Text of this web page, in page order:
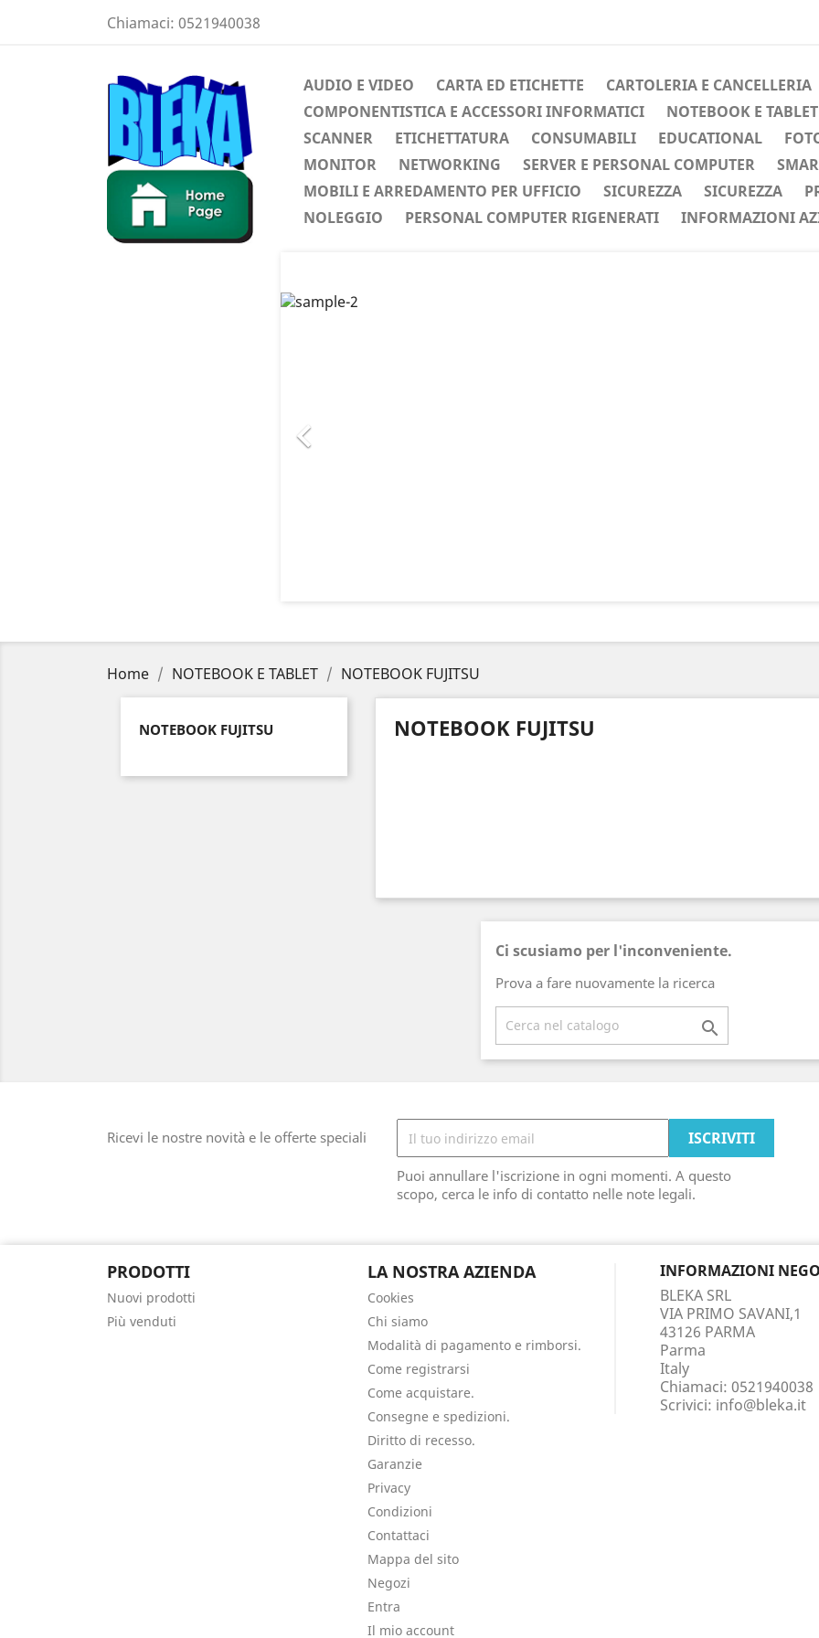
Chiamaci: 0521940038
AUDIO E VIDEO CARTA ED ETICHETTE
CARTOLERIA E CANCELLERIA
COMPONENTISTICA E ACCESSORI INFORMATICI
NOTEBOOK E TABLET
SCANNER
ETICHETTATURA CONSUMABILI EDUCATIONAL
MONITOR
NETWORKING SERVER E PERSONAL COMPUTER
MOBILI E ARREDAMENTO PER UFFICIO
SICUREZZA SICUREZZA
NOLEGGIO
PERSONAL COMPUTER RIGENERATI INFORMAZIONI

Home NOTEBOOK E TABLET NOTEBOOK FUJITSU
NOTEBOOK FUJITSU NOTEBOOK FUJITSU
Ci scusiamo per l'inconveniente.
Prova a fare nuovamente la ricerca

Ricevi le nostre novità e le offerte speciali
Puoi annullare l'iscrizione in ogni momenti. A questo
scopo, cerca le info di contatto nelle note legali.
PRODOTTI
Nuovi prodotti
Più venduti
LA NOSTRA AZIENDA
Cookies
Chi siamo
Modalità di pagamento e rimborsi.
Come registrarsi
Come acquistare.
Consegne e spedizioni.
Diritto di recesso.
Garanzie
Privacy
Condizioni
Contattaci
Mappa del sito
Negozi
Entra
Il mio account
INFORMAZIONI
BLEKA SRL
VIA PRIMO SAVANI,1
43126 PARMA
Parma
Italy
Chiamaci: 0521940038
Scrivici: info@bleka.it